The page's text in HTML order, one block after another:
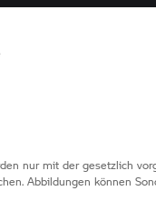
nur mit der gesetzlich
Abbildungen können